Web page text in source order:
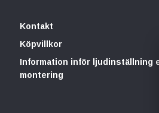
Kontakt
Köpvillkor
Information inför ljudinställning
montering